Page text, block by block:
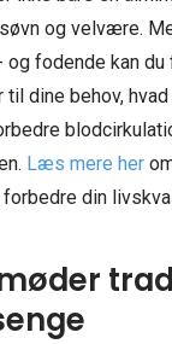
og velvære.
og fodende kan
dine behov,
Læs mere her
din